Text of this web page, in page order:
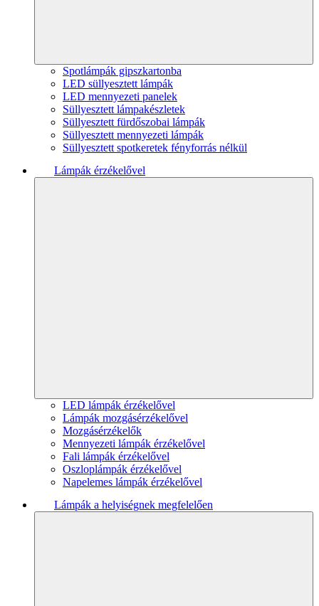
Spotlámpák gipszkartonba
LED süllyesztett lámpák
LED mennyezeti panelek
Süllyesztett lámpakészletek
Süllyesztett fürdőszobai lámpák
Süllyesztett mennyezeti lámpák
Süllyesztett spotkeretek fényforrás nélkül
Lámpák érzékelővel
LED lámpák érzékelővel
Lámpák mozgásérzékelővel
Mozgásérzékelők
Mennyezeti lámpák érzékelővel
Fali lámpák érzékelővel
Oszloplámpák érzékelővel
Napelemes lámpák érzékelővel
Lámpák a helyiségnek megfelelően